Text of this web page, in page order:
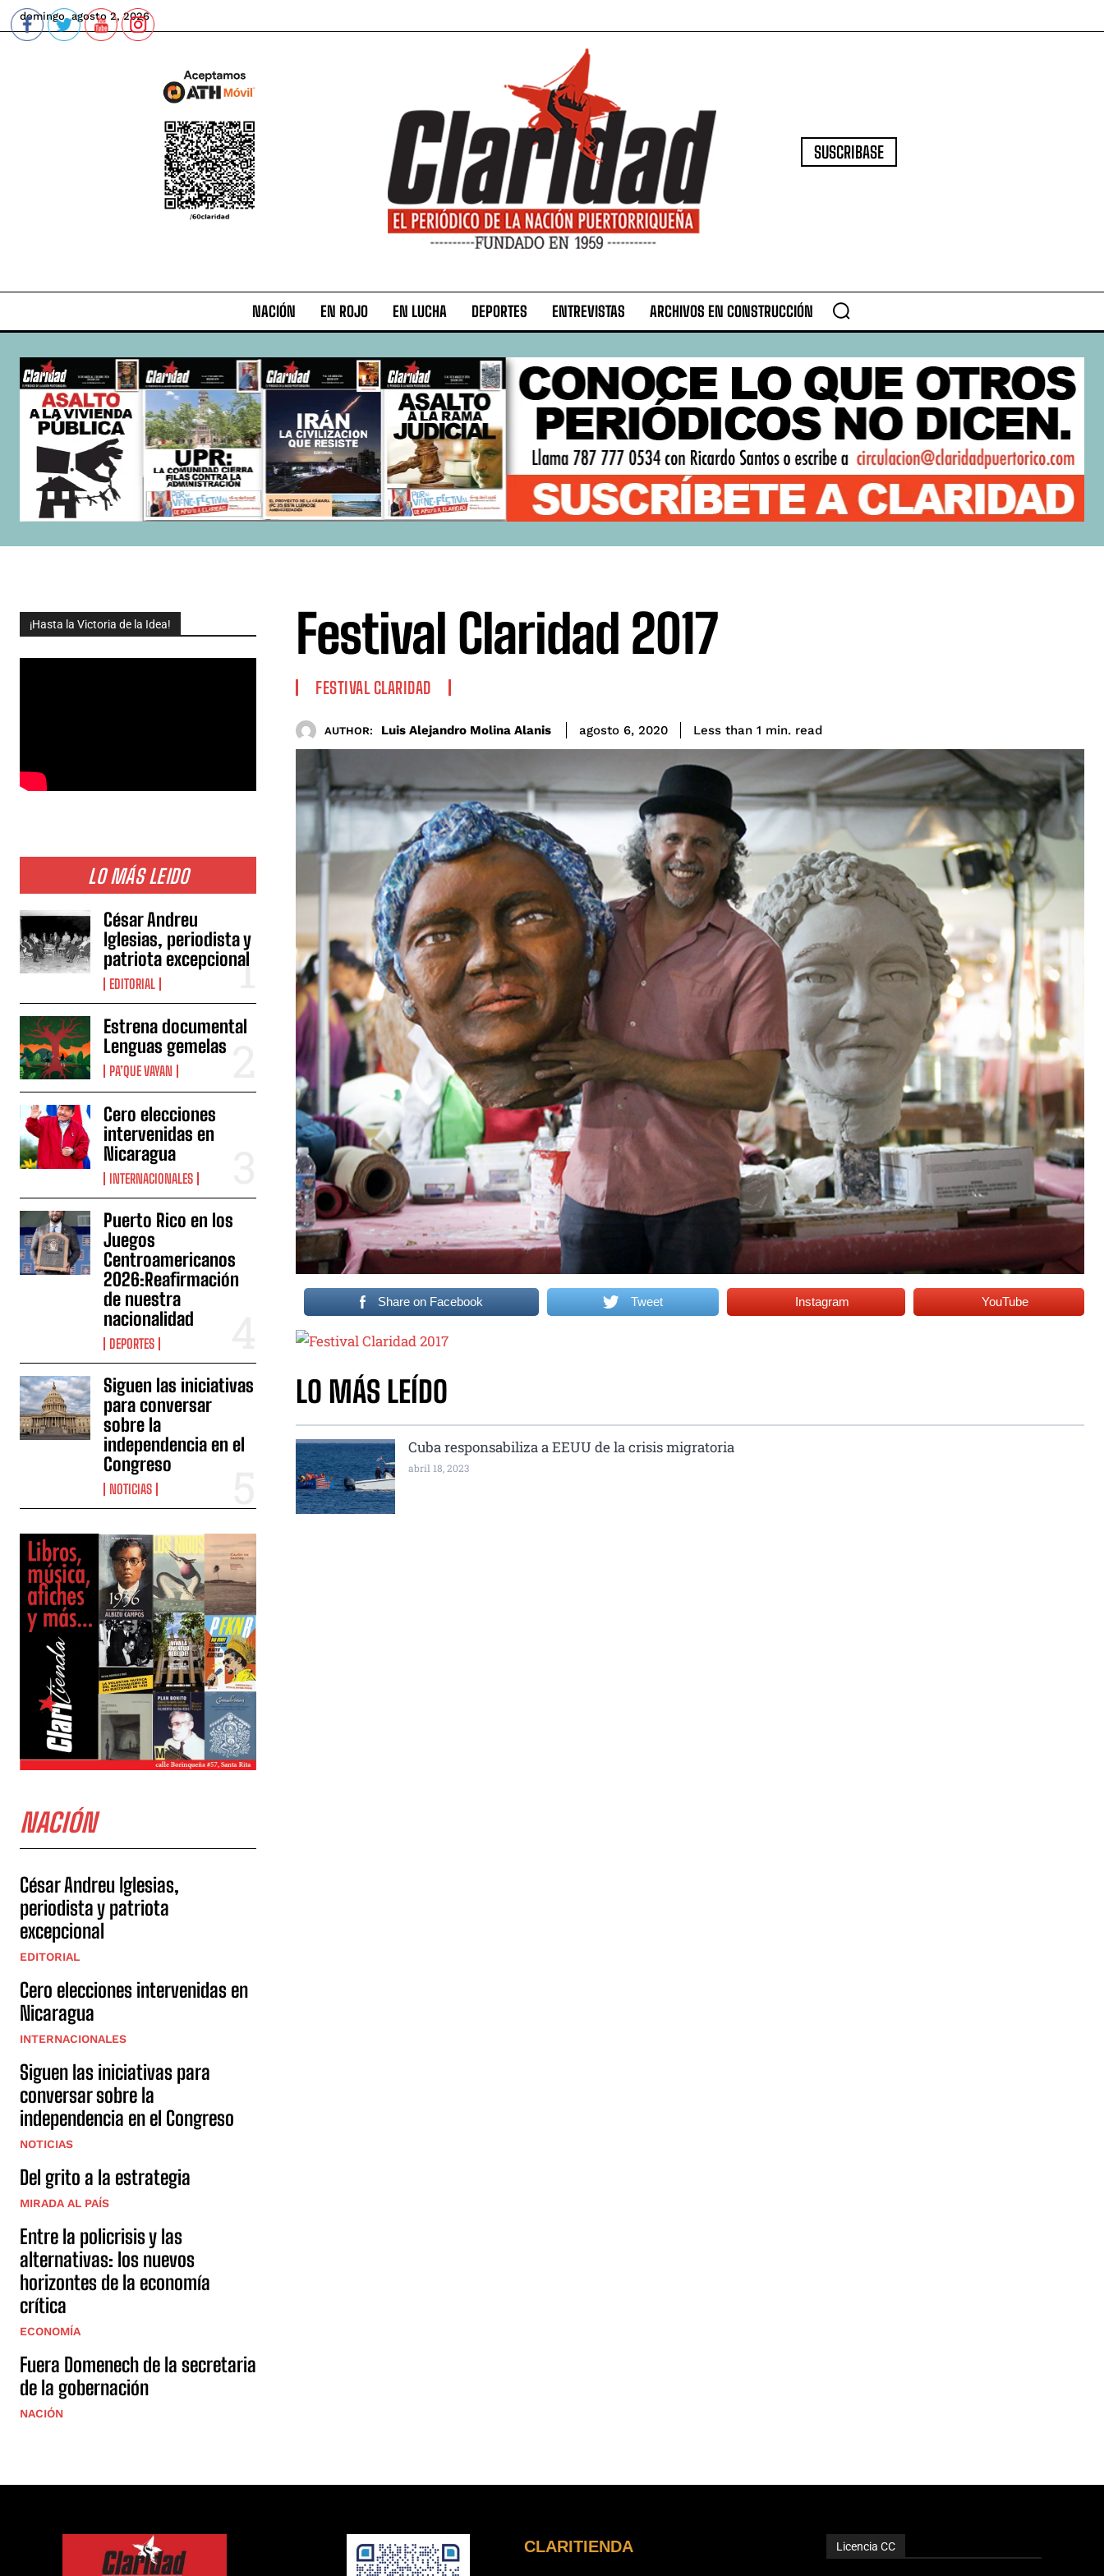
domingo, agosto 2, 2026
SUSCRIBASE
NACIÓN EN ROJO EN LUCHA DEPORTES ENTREVISTAS ARCHIVOS EN CONSTRUCCIÓN
¡Hasta la Victoria de la Idea!
LO MÁS LEIDO
César Andreu
Iglesias, periodista y
patriota excepcional
EDITORIAL
Estrena documental
Lenguas gemelas
PA’QUE VAYAN
Cero elecciones
intervenidas en
Nicaragua
INTERNACIONALES
Puerto Rico en los
Juegos
Centroamericanos
2026:Reafirmación
de nuestra
nacionalidad
DEPORTES
Siguen las iniciativas
para conversar
sobre la
independencia en el
Congreso
NOTICIAS
NACIÓN
César Andreu Iglesias,
periodista y patriota
excepcional
EDITORIAL
Cero elecciones intervenidas en
Nicaragua
INTERNACIONALES
Siguen las iniciativas para
conversar sobre la
independencia en el Congreso
NOTICIAS
Del grito a la estrategia
MIRADA AL PAÍS
Entre la policrisis y las
alternativas: los nuevos
horizontes de la economía
crítica
ECONOMÍA
Fuera Domenech de la secretaria
de la gobernación
NACIÓN
Festival Claridad 2017
FESTIVAL CLARIDAD
AUTHOR: Luis Alejandro Molina Alanis agosto 6, 2020 Less than 1 min. read
Share on Facebook Tweet Instagram YouTube
LO MÁS LEÍDO
Cuba responsabiliza a EEUU de la crisis migratoria
abril 18, 2023
CLARITIENDA Licencia CC